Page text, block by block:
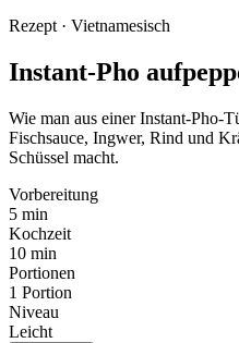
Rezept · Vietnamesisch
Instant-Pho
Wie man aus einer Instant-
Fischsauce, Ingwer, Rind und
Schüssel macht.
Vorbereitung
5 min
Kochzeit
10 min
Portionen
1 Portion
Niveau
Leicht